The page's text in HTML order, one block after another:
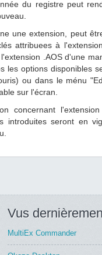
du registre peut
une extension, peut
attribuees à
.AOS d'une
les options disponibles
ou dans le ménu
sur l'écran.
concernant
introduites seront en
Vus
MultiEx Commander